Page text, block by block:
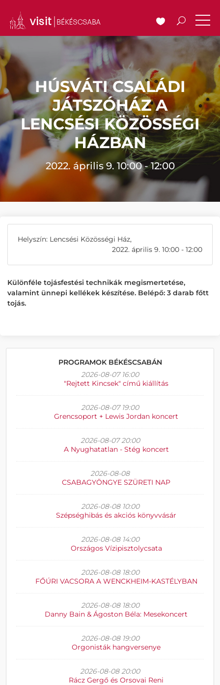
HÚSVÁTI CSALÁDI
JÁTSZÓHÁZ A
LENCSÉSI KÖZÖSSÉGI
HÁZBAN
2022. április 9. 10:00 - 12:00
Helyszín: Lencsési Közösségi Ház,
2022. április 9. 10:00 - 12:00
Különféle tojásfestési technikák megismertetése,
valamint ünnepi kellékek készítése. Belépő: 3 darab főtt
tojás.
PROGRAMOK BÉKÉSCSABÁN
2026-08-07 16:00
"Rejtett Kincsek" című kiállítás
2026-08-07 19:00
Grencsoport + Lewis Jordan koncert
2026-08-07 20:00
A Nyughatatlan - Stég koncert
2026-08-08
CSABAGYÖNGYE SZÜRETI NAP
2026-08-08 10:00
Szépséghibás és akciós könyvvásár
2026-08-08 14:00
Országos Vízipisztolycsata
2026-08-08 18:00
FŐÚRI VACSORA A WENCKHEIM-KASTÉLYBAN
2026-08-08 18:00
Danny Bain & Ágoston Béla: Mesekoncert
2026-08-08 19:00
Orgonisták hangversenye
2026-08-08 20:00
Rácz Gergő és Orsovai Reni